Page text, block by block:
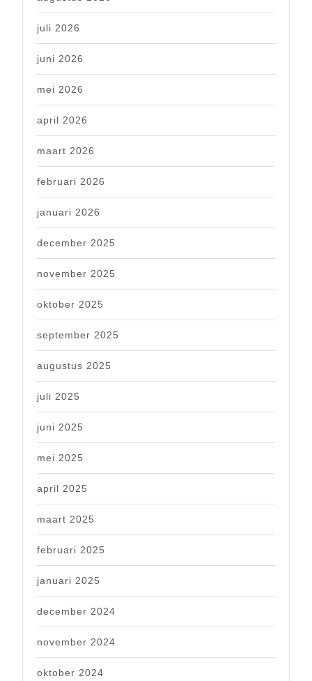
juli 2026
juni 2026
mei 2026
april 2026
maart 2026
februari 2026
januari 2026
december 2025
november 2025
oktober 2025
september 2025
augustus 2025
juli 2025
juni 2025
mei 2025
april 2025
maart 2025
februari 2025
januari 2025
december 2024
november 2024
oktober 2024